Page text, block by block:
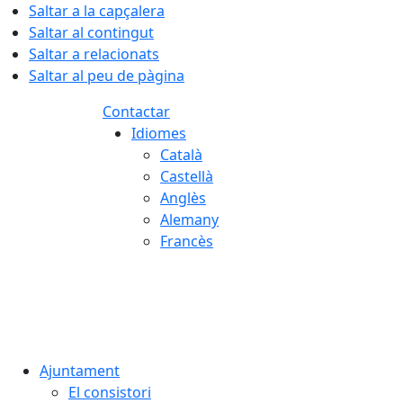
Saltar a la capçalera
Saltar al contingut
Saltar a relacionats
Saltar al peu de pàgina
Contactar
Idiomes
Català
Castellà
Anglès
Alemany
Francès
Ajuntament
El consistori